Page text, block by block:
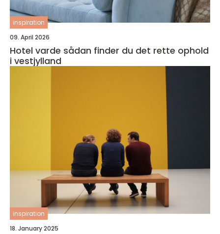
inspiration
09. April 2026
Hotel varde sådan finder du det rette ophold
i vestjylland
inspiration
18. January 2025